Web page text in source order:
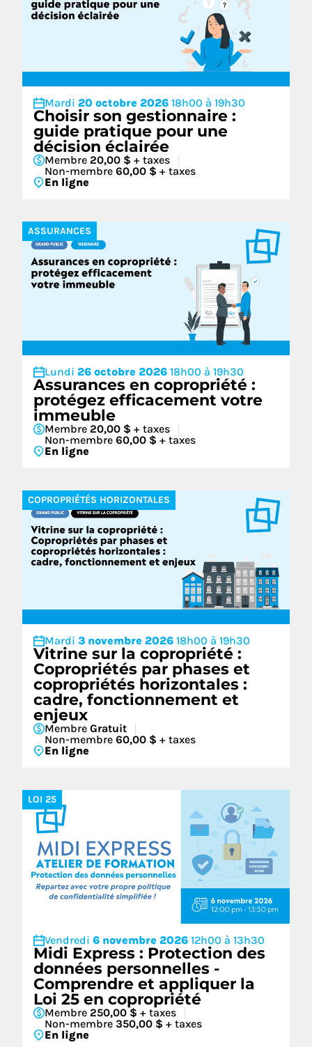
Mardi 20 octobre 2026 18h00 à 19h30
Choisir son gestionnaire :
guide pratique pour une
décision éclairée
Membre 20,00 $ + taxes
Non-membre 60,00 $ + taxes
En ligne
ASSURANCES
Lundi 26 octobre 2026 18h00 à 19h30
Assurances en copropriété :
protégez efficacement votre
immeuble
Membre 20,00 $ + taxes
Non-membre 60,00 $ + taxes
En ligne
COPROPRIÉTÉS HORIZONTALES
Mardi 3 novembre 2026 18h00 à 19h30
Vitrine sur la copropriété :
Copropriétés par phases et
copropriétés horizontales :
cadre, fonctionnement et
enjeux
Membre Gratuit
Non-membre 60,00 $ + taxes
En ligne
LOI 25
Vendredi 6 novembre 2026 12h00 à 13h30
Midi Express : Protection des
données personnelles -
Comprendre et appliquer la
Loi 25 en copropriété
Membre 250,00 $ + taxes
Non-membre 350,00 $ + taxes
En ligne